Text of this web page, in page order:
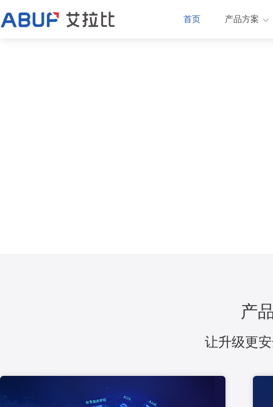
首页 产品方案
产
让升级更